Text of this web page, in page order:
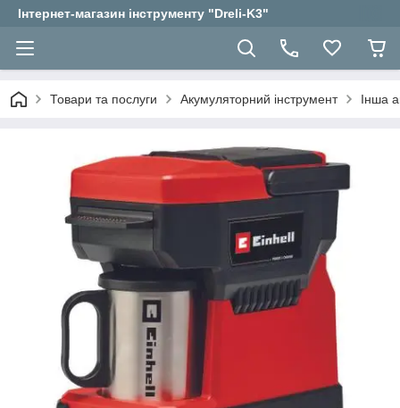
Інтернет-магазин інструменту "Dreli-K3"
Товари та послуги Акумуляторний інструмент Інша